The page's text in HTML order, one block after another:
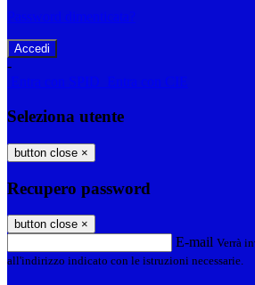
Password dimenticata?
-
Entra con SPID
Entra con CIE
Seleziona utente
button close ×
Recupero password
button close ×
E-mail Verrà
all'indirizzo indicato con le istruzioni necessarie.